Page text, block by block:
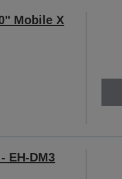
Mobile X
EH-DM3